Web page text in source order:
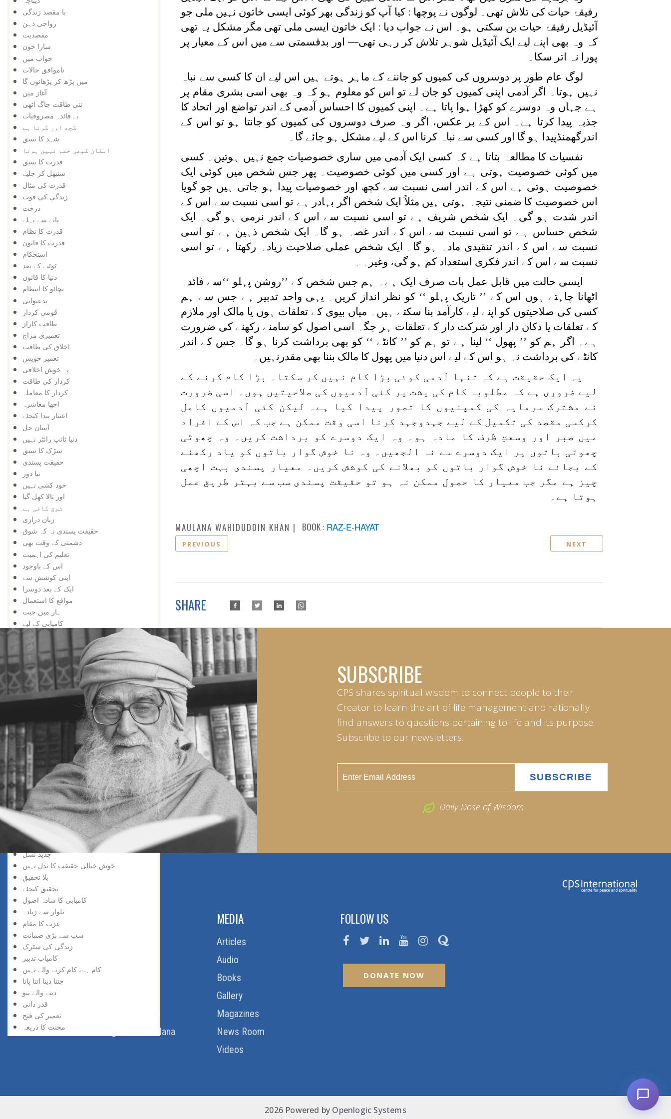
با مقصد زندگی
رواجی ذہن
مقصدیت
سارا خون
خواب میں
ناموافق حالات
میں پڑھ کر پڑھائوں گا
آغاز میں
نئی طاقت جاگ اٹھی
بے فائدہ مصروفیات
کچھ اور کرنا ہے
شہد کا سبق
امکان کبھی ختم نہیں ہوتا
قدرت کا سبق
سنبھل کر چلیے
قدرت کی مثال
زندگی کی قوت
درخت
پانے سے پہلے
قدرت کا نظام
قدرت کا قانون
استحکام
ٹوٹنے کے بعد
دنیا کا قانون
بچائو کا انتظام
بدعنوانی
قومی کردار
طاقت کاراز
تعمیری مزاج
اخلاق کی طاقت
تعمیر خویش
یہ خوش اخلاقی
کردار کی طاقت
کردار کا معاملہ
اچھا معاشرہ
اعتبار پیدا کیجئے
آسان حل
دنیا ٹائپ رائٹر نہیں
سڑک کا سبق
حقیقت پسندی
نیا دور
خود کشی نہیں
اور تالا کھل گیا
شوق کافی ہے
زبان درازی
حقیقت پسندی نہ کہ شوق
دشمنی کے وقت بھی
تعلیم کی اہمیت
اس کے باوجود
اپنی کوشش سے
ایک کے بعد دوسرا
مواقع کا استعمال
ہار میں جیت
کامیابی کے لیے
بربادی کے بعد بھی
تم غریب نہیں ، دولت مند ہو
کمزوری نعمت ثابت ہوئی
سڑک بند ہے
افسوس نہ کیجئے
ناکامی زینہ بن گئی
تاریخ سازی
کوئی چیز مشکل نہیں
جواب کا صحیح طریقہ
عقل کا استعمال
لچک بھی ضروری ہے
مشتعل نہ ہو
محفوظ سفر
الٹی چھلانگ
سب سے زیادہ خطرناک
بے معنی اچھل کود
خود جانناپڑتا ہے
جدید نسل
خوش خیالی حقیقت کا بدل نہیں
بلا تحقیق
تحقیق کیجئے
کامیابی کا سادہ اصول
تلوار سے زیادہ
عزت کا مقام
سب سے بڑی ضمانت
زندگی کی سٹرک
کامیاب تدبیر
کام ہے، کام کرنے والے نہیں
جتنا دینا اتنا پانا
دینے والے بنو
قدر دانی
تعمیر کی فتح
محنت کا ذریعہ
کام کا شوق
بے کاری
رفیقۂ حیات کی تلاش تھی۔ لوگوں نے پوچھا : کیا آپ کو زندگی بھر کوئی ایسی خاتون نہیں ملی جو
آئیڈیل رفیقۂ حیات بن سکتی ہو۔ اس نے جواب دیا : ایک خاتون ایسی ملی تھی مگر مشکل یہ تھی
کہ وہ بھی اپنے لیے ایک آئیڈیل شوہر تلاش کر رہی تھی— اور بدقسمتی سے میں اس کے معیار پر
پورا نہ اتر سکا۔
لوگ عام طور پر دوسروں کی کمیوں کو جاننے کے ماہر ہوتے ہیں اس لیے ان کا کسی سے نباہ
نہیں ہوتا۔ اگر آدمی اپنی کمیوں کو جان لے تو اس کو معلوم ہو کہ وہ بھی اسی بشری مقام پر
ہے جہاں وہ دوسرے کو کھڑا ہوا پاتا ہے۔ اپنی کمیوں کا احساس آدمی کے اندر تواضع اور اتحاد کا
جذبہ پیدا کرتا ہے۔ اس کے بر عکس، اگر وہ صرف دوسروں کی کمیوں کو جانتا ہو تو اس کے
اندرگھمنڈپیدا ہو گا اور کسی سے نباہ کرنا اس کے لیے مشکل ہو جائے گا۔
نفسیات کا مطالعہ بتاتا ہے کہ کسی ایک آدمی میں ساری خصوصیات جمع نہیں ہوتیں۔ کسی
میں کوئی خصوصیت ہوتی ہے اور کسی میں کوئی خصوصیت۔ پھر جس شخص میں کوئی ایک
خصوصیت ہوتی ہے اس کے اندر اسی نسبت سے کچھ اور خصوصیات پیدا ہو جاتی ہیں جو گویا
اس خصوصیت کا ضمنی نتیجہ ہوتی ہیں مثلاً ایک شخص اگر بہادر ہے تو اسی نسبت سے اس کے
اندر شدت ہو گی۔ ایک شخص شریف ہے تو اسی نسبت سے اس کے اندر نرمی ہو گی۔ ایک
شخص حساس ہے تو اسی نسبت سے اس کے اندر غصہ ہو گا۔ ایک شخص ذہین ہے تو اسی
نسبت سے اس کے اندر تنقیدی مادہ ہو گا۔ ایک شخص عملی صلاحیت زیادہ رکھتا ہے تو اسی
نسبت سے اس کے اندر فکری استعداد کم ہو گی، وغیرہ۔
ایسی حالت میں قابل عمل بات صرف ایک ہے۔ ہم جس شخص کے ’’روشن پہلو ‘‘سے فائدہ
اٹھانا چاہتے ہوں اس کے ’’ تاریک پہلو ‘‘ کو نظر انداز کریں۔ یہی واحد تدبیر ہے جس سے ہم
کسی کی صلاحیتوں کو اپنے لیے کارآمد بنا سکتے ہیں۔ میاں بیوی کے تعلقات ہوں یا مالک اور ملازم
کے تعلقات یا دکان دار اور شرکت دار کے تعلقات ہر جگہ اسی اصول کو سامنے رکھنے کی ضرورت
ہے۔ اگر ہم کو ’’ پھول ‘‘ لینا ہے تو ہم کو ’’ کانٹے ‘‘ کو بھی برداشت کرنا ہو گا۔ جس کے اندر
کانٹے کی برداشت نہ ہو اس کے لیے اس دنیا میں پھول کا مالک بننا بھی مقدرنہیں۔
یہ ایک حقیقت ہے کہ تنہا آدمی کوئی بڑا کام نہیں کر سکتا۔ بڑا کام کرنے کے
لیے ضروری ہے کہ مطلوبہ کام کی پشت پر کئی آدمیوں کی صلاحیتیں ہوں۔ اسی ضرورت
نے مشترک سرمایہ کی کمپنیوں کا تصور پیدا کیا ہے۔ لیکن کئی آدمیوں کامل
کرکسی مقصد کی تکمیل کے لیے جہدوجہد کرنا اسی وقت ممکن ہے جب کہ اس کے افراد
میں صبر اور وسعتِ ظرف کا مادہ ہو۔ وہ ایک دوسرے کو برداشت کریں۔ وہ چھوٹی
چھوٹی باتوں پر ایک دوسرے سے نہ الجھیں۔ وہ نا خوش گوار باتوں کو یاد رکھنے
کے بجائے نا خوش گوار باتوں کو بھلانے کی کوشش کریں۔ معیار پسندی بہت اچھی
چیز ہے مگر جب معیار کا حصول ممکن نہ ہو تو حقیقت پسندی سب سے بہتر طریق عمل
ہوتا ہے۔
MAULANA WAHIDUDDIN KHAN BOOK : RAZ-E-HAYAT
PREVIOUS NEXT
SHARE
SUBSCRIBE
CPS shares spiritual wisdom to connect people to their
Creator to learn the art of life management and rationally
find answers to questions pertaining to life and its purpose.
Subscribe to our newsletters.
Daily Dose of Wisdom
Download Quran
Thoughts Of Maulana
MEDIA
Articles
Audio
Books
Gallery
Magazines
News Room
Videos
FOLLOW US
DONATE NOW
2026 Powered by Openlogic Systems